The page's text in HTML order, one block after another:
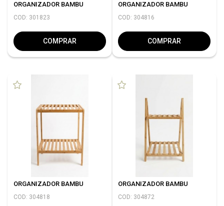
ORGANIZADOR BAMBU
COD: 301823
COMPRAR
ORGANIZADOR BAMBU
COD: 304816
COMPRAR
ORGANIZADOR BAMBU
COD: 304818
ORGANIZADOR BAMBU
COD: 304872